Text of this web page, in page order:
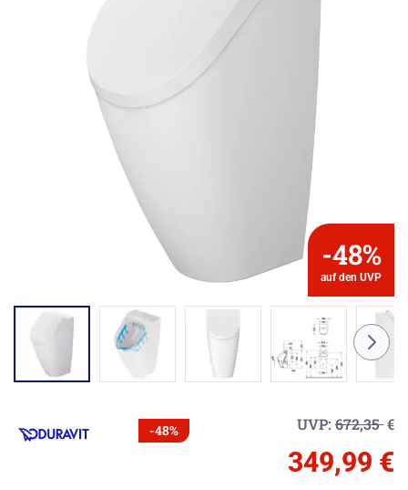
-48%
auf den UVP
-48% UVP: 672,35€
349,99 €